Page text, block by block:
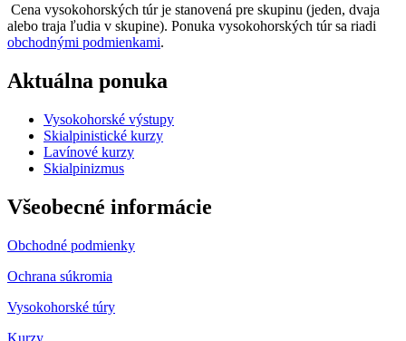
Cena vysokohorských túr je stanovená pre skupinu (jeden, dvaja
alebo traja ľudia v skupine). Ponuka vysokohorských túr sa riadi
obchodnými podmienkami.
Aktuálna ponuka
Vysokohorské výstupy
Skialpinistické kurzy
Lavínové kurzy
Skialpinizmus
Všeobecné informácie
Obchodné podmienky
Ochrana súkromia
Vysokohorské túry
Kurzy